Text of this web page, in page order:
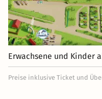
Erwachsene und Kinder
Preise inklusive Ticket und